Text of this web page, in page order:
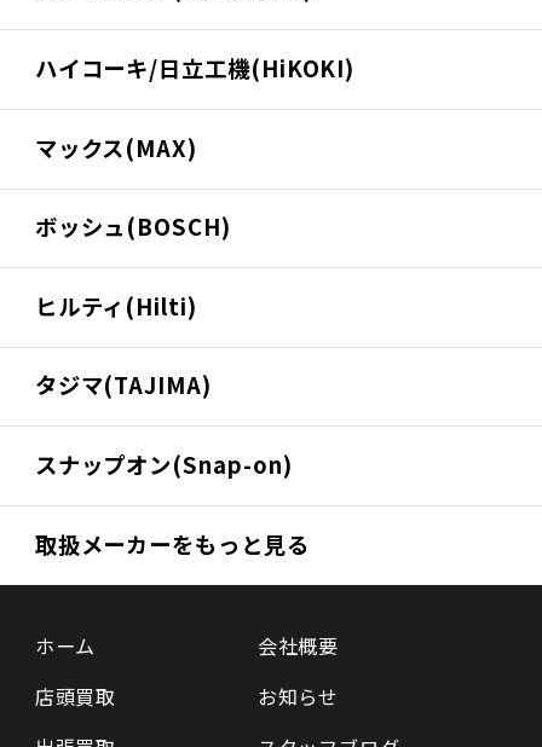
ハイコーキ/日立工機(HiKOKI)
マックス(MAX)
ボッシュ(BOSCH)
ヒルティ(Hilti)
タジマ(TAJIMA)
スナップオン(Snap-on)
取扱メーカーをもっと見る
ホーム
店頭買取
会社概要
お知らせ